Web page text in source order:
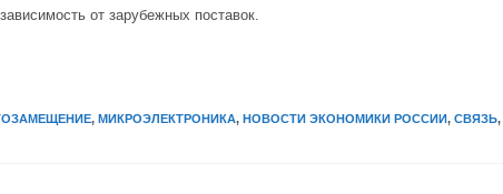
от зарубежных поставок.
, МИКРОЭЛЕКТРОНИКА, НОВОСТИ ЭКОНОМИКИ РОССИИ, СВЯЗЬ,